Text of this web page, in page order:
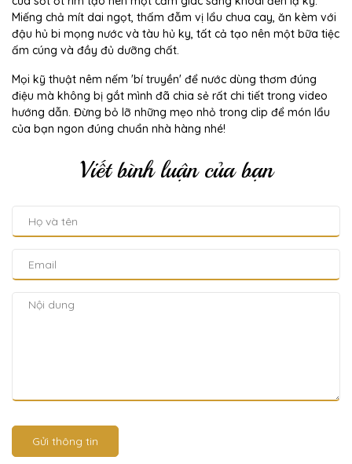
Miếng chả mít dai ngọt, thấm đẫm vị lẩu chua cay, ăn kèm với
đậu hủ bi mọng nước và tàu hủ ky, tất cả tạo nên một bữa tiệc
ấm cúng và đầy đủ dưỡng chất.
Mọi kỹ thuật nêm nếm 'bí truyền' để nước dùng thơm đúng
điệu mà không bị gắt mình đã chia sẻ rất chi tiết trong video
hướng dẫn. Đừng bỏ lỡ những mẹo nhỏ trong clip để món lẩu
của bạn ngon đúng chuẩn nhà hàng nhé!
Viết bình luận của bạn
Gửi thông tin